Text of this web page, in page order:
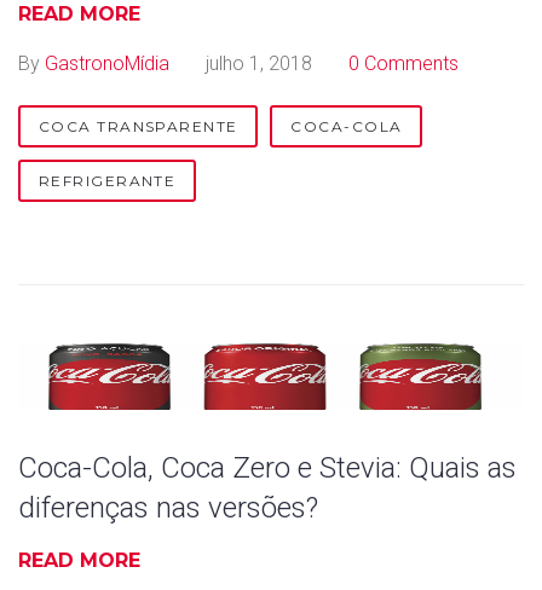
t
e
READ MORE
By GastronoMídia julho 1, 2018 0 Comments
COCA TRANSPARENTE COCA-COLA
REFRIGERANTE
Coca-Cola, Coca Zero e Stevia: Quais as
diferenças nas versões?
READ MORE